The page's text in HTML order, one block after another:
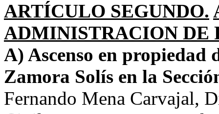
ARTÍCULO SEGUNDO.
ADMINISTRACION DE
A) Ascenso en
Zamora Solís en la
Fernando Mena Carvajal,